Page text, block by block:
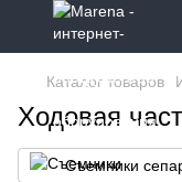
Каталог товаров
Ходовая
Съемники